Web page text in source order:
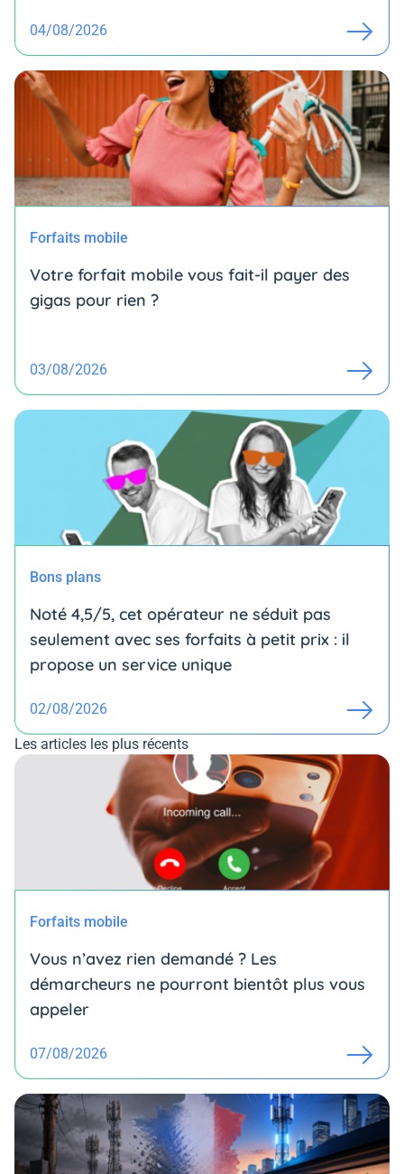
04/08/2026
Forfaits mobile
Votre forfait mobile vous fait-il payer des
gigas pour rien ?
03/08/2026
Bons plans
Noté 4,5/5, cet opérateur ne séduit pas
seulement avec ses forfaits à petit prix : il
propose un service unique
02/08/2026
Les articles les plus récents
Forfaits mobile
Vous n’avez rien demandé ? Les
démarcheurs ne pourront bientôt plus vous
appeler
07/08/2026